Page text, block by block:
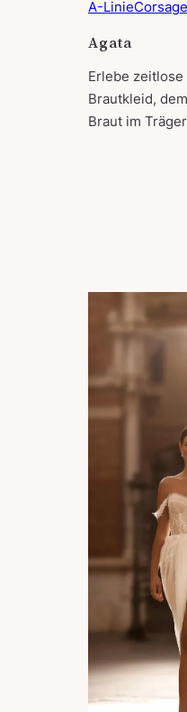
A-Linie
Agata
Erlebe zeitlose
Brautkleid,
Braut im